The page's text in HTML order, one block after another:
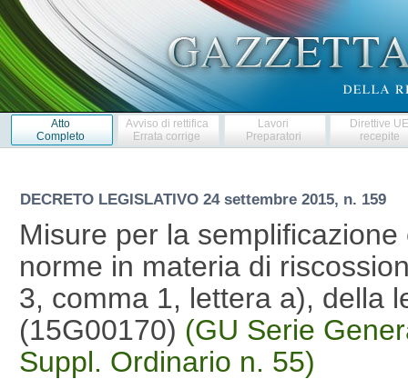
Atto
Completo
Avviso di rettifica
Errata corrige
Lavori
Preparatori
Direttive
recepite
DECRETO LEGISLATIVO 24 settembre 2015, n. 159
Misure per la
norme in materia di
3, comma 1, lettera a), della
(15G00170) (GU Serie
Suppl. Ordinario n. 55)